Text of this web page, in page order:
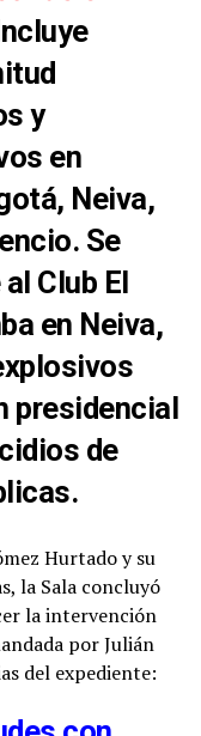
y
en
Neiva,
Se
Club El
en Neiva,
presidencial
de
Hurtado y su
la Sala concluyó
la intervención
por Julián
del expediente: